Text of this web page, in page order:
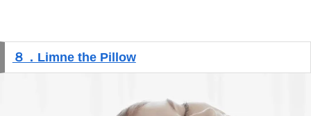
８．Limne the Pillow